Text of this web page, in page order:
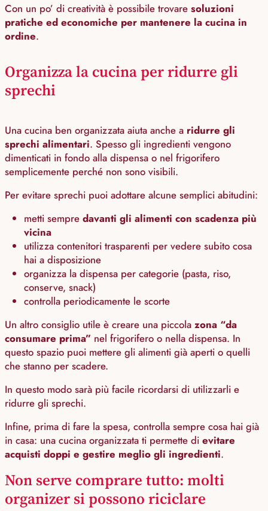
Con un po’ di creatività è possibile trovare soluzioni
pratiche ed economiche per mantenere la cucina in
ordine.
Organizza la cucina per ridurre gli
sprechi
Una cucina ben organizzata aiuta anche a ridurre gli
sprechi alimentari. Spesso gli ingredienti vengono
dimenticati in fondo alla dispensa o nel frigorifero
semplicemente perché non sono visibili.
Per evitare sprechi puoi adottare alcune semplici abitudini:
metti sempre davanti gli alimenti con scadenza più
vicina
utilizza contenitori trasparenti per vedere subito cosa
hai a disposizione
organizza la dispensa per categorie (pasta, riso,
conserve, snack)
controlla periodicamente le scorte
Un altro consiglio utile è creare una piccola zona “da
consumare prima” nel frigorifero o nella dispensa. In
questo spazio puoi mettere gli alimenti già aperti o quelli
che stanno per scadere.
In questo modo sarà più facile ricordarsi di utilizzarli e
ridurre gli sprechi.
Infine, prima di fare la spesa, controlla sempre cosa hai già
in casa: una cucina organizzata ti permette di evitare
acquisti doppi e gestire meglio gli ingredienti.
Non serve comprare tutto: molti
organizer si possono riciclare